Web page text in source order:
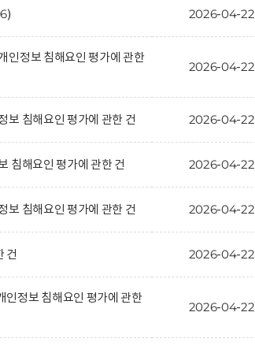
2026-04-22
인정보 침해요인 평가에 관한
2026-04-22
보 침해요인 평가에 관한 건 2026-04-22
침해요인 평가에 관한 건 2026-04-22
보 침해요인 평가에 관한 건 2026-04-22
건 2026-04-22
인정보 침해요인 평가에 관한
2026-04-22